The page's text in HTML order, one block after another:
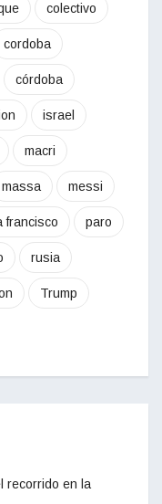
colectivo
cordoba
córdoba
israel
macri
massa messi
francisco paro
rusia
Trump
recorrido en la